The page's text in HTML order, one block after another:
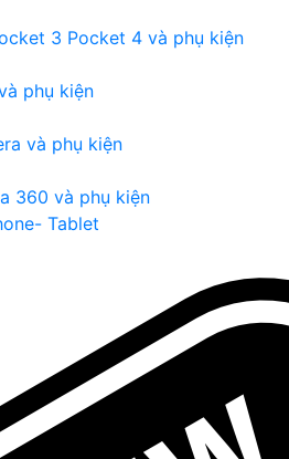
3 Pocket 4 và phụ kiện
phụ kiện
và phụ kiện
360 và phụ kiện
Tablet